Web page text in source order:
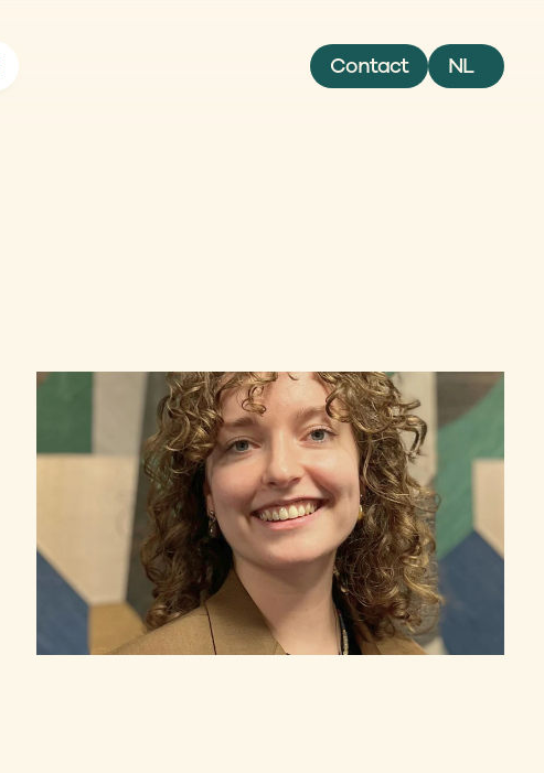
Contact
Select Language
NL